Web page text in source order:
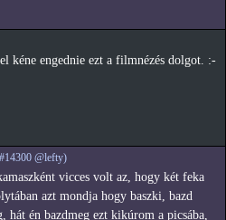
kéne engednie ezt a filmnézés dolgot. :-
@lefty)
vicces volt az, hogy két feka
azt mondja hogy baszki, bazd
hát én bazdmeg ezt kikúrom a picsába,